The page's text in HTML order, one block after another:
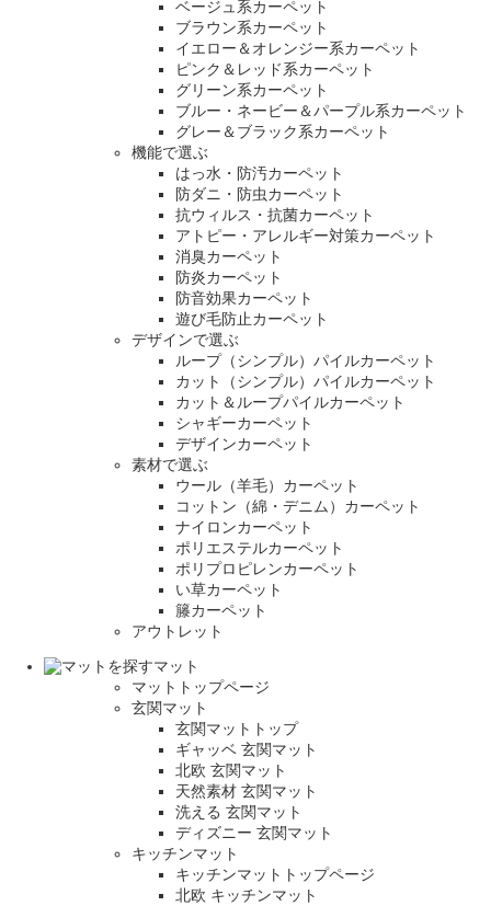
ベージュ系カーペット
ブラウン系カーペット
イエロー＆オレンジー系カーペット
ピンク＆レッド系カーペット
グリーン系カーペット
ブルー・ネービー＆パープル系カーペット
グレー＆ブラック系カーペット
機能で選ぶ
はっ水・防汚カーペット
防ダニ・防虫カーペット
抗ウィルス・抗菌カーペット
アトピー・アレルギー対策カーペット
消臭カーペット
防炎カーペット
防音効果カーペット
遊び毛防止カーペット
デザインで選ぶ
ループ（シンプル）パイルカーペット
カット（シンプル）パイルカーペット
カット＆ループパイルカーペット
シャギーカーペット
デザインカーペット
素材で選ぶ
ウール（羊毛）カーペット
コットン（綿・デニム）カーペット
ナイロンカーペット
ポリエステルカーペット
ポリプロピレンカーペット
い草カーペット
籐カーペット
アウトレット
マット
マットトップページ
玄関マット
玄関マットトップ
ギャッベ 玄関マット
北欧 玄関マット
天然素材 玄関マット
洗える 玄関マット
ディズニー 玄関マット
キッチンマット
キッチンマットトップページ
北欧 キッチンマット